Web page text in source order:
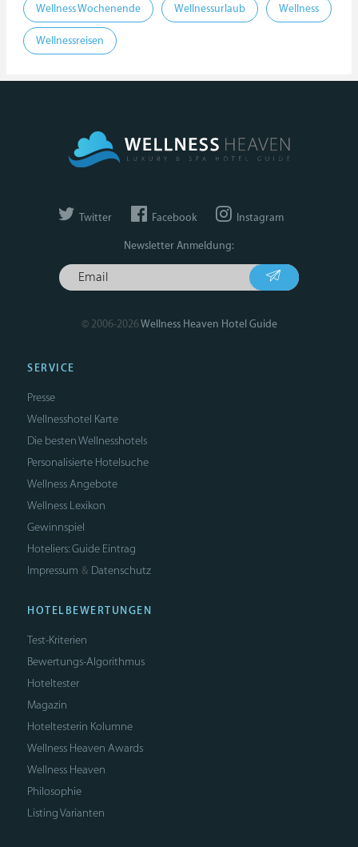
Wellness Wochenende Wellnessurlaub Wellness
Wellnessreisen
Twitter Facebook Instagram
Newsletter Anmeldung:
© 2006-2026Wellness Heaven Hotel Guide
SERVICE
Presse
Wellnesshotel Karte
Die besten Wellnesshotels
Personalisierte Hotelsuche
Wellness Angebote
Wellness Lexikon
Gewinnspiel
Hoteliers: Guide Eintrag
Impressum & Datenschutz
HOTELBEWERTUNGEN
Test-Kriterien
Bewertungs-Algorithmus
Hoteltester
Magazin
Hoteltesterin Kolumne
Wellness Heaven Awards
Wellness Heaven
Philosophie
Listing Varianten